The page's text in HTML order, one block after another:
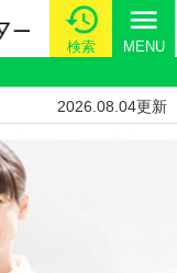
検索
menu
MENU
2026.08.04更新